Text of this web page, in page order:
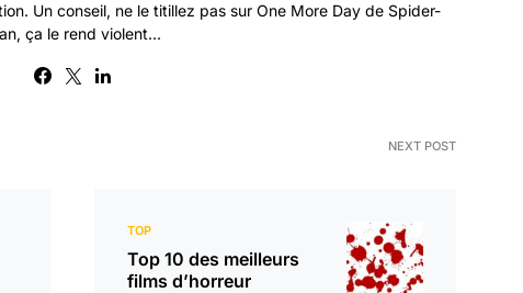
Un conseil, ne le titillez pas sur One More Day de Spider-
ça le rend violent...
NEXT POST
TOP
Top 10 des meilleurs
films d’horreur